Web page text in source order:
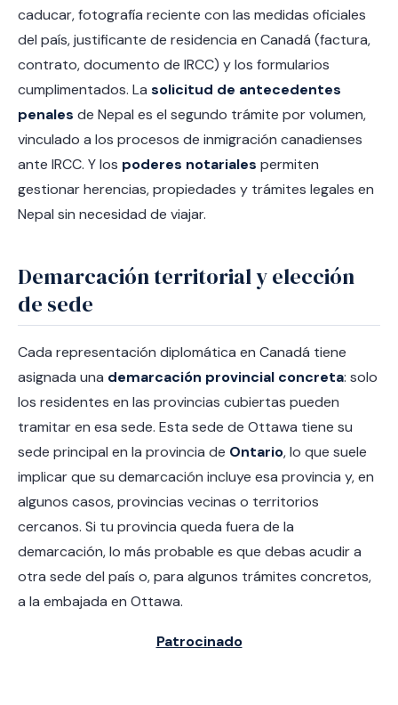
caducar, fotografía reciente con las medidas oficiales
del país, justificante de residencia en Canadá (factura,
contrato, documento de IRCC) y los formularios
cumplimentados. La solicitud de antecedentes
penales de Nepal es el segundo trámite por volumen,
vinculado a los procesos de inmigración canadienses
ante IRCC. Y los poderes notariales permiten
gestionar herencias, propiedades y trámites legales en
Nepal sin necesidad de viajar.
Demarcación territorial y elección
de sede
Cada representación diplomática en Canadá tiene
asignada una demarcación provincial concreta: solo
los residentes en las provincias cubiertas pueden
tramitar en esa sede. Esta sede de Ottawa tiene su
sede principal en la provincia de Ontario, lo que suele
implicar que su demarcación incluye esa provincia y, en
algunos casos, provincias vecinas o territorios
cercanos. Si tu provincia queda fuera de la
demarcación, lo más probable es que debas acudir a
otra sede del país o, para algunos trámites concretos,
a la embajada en Ottawa.